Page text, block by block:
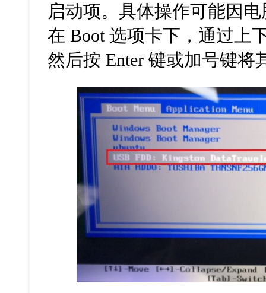
启动项。具体操作可能因
在 Boot 选项卡下，通过上
然后按 Enter 键或加号键将